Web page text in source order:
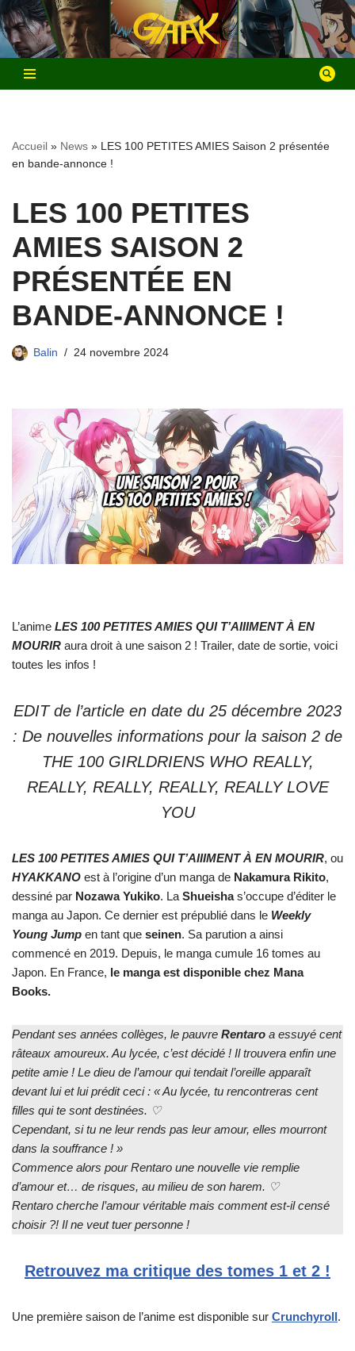
Aller
au
contenu
Accueil » News » LES 100 PETITES AMIES Saison 2 présentée
en bande-annonce !
LES 100 PETITES
AMIES SAISON 2
PRÉSENTÉE EN
BANDE-ANNONCE !
Balin 24 novembre 2024
L’anime LES 100 PETITES AMIES QUI T’AIIIMENT À EN
MOURIR aura droit à une saison 2 ! Trailer, date de sortie, voici
toutes les infos !
EDIT de l’article en date du 25 décembre 2023
: De nouvelles informations pour la saison 2 de
THE 100 GIRLDRIENS WHO REALLY,
REALLY, REALLY, REALLY, REALLY LOVE
YOU
LES 100 PETITES AMIES QUI T’AIIIMENT À EN MOURIR, ou
HYAKKANO est à l’origine d’un manga de Nakamura Rikito,
dessiné par Nozawa Yukiko. LaShueishas’occupe d’éditer le
manga au Japon. Ce dernier est prépublié dans le Weekly
Young Jump en tant que seinen. Sa parution a ainsi
commencé en 2019. Depuis, le manga cumule 16 tomes au
Japon. En France, le manga est disponible chez Mana
Books.
Pendant ses années collèges, le pauvre Rentaro a essuyé cent
râteaux amoureux. Au lycée, c’est décidé ! Il trouvera enfin une
petite amie ! Le dieu de l’amour qui tendait l’oreille apparaît
devant lui et lui prédit ceci : « Au lycée, tu rencontreras cent
filles qui te sont destinées. ♡
Cependant, si tu ne leur rends pas leur amour, elles mourront
dans la souffrance ! »
Commence alors pour Rentaro une nouvelle vie remplie
d’amour et… de risques, au milieu de son harem. ♡
Rentaro cherche l’amour véritable mais comment est-il censé
choisir ?! Il ne veut tuer personne !
Retrouvez ma critique des tomes 1 et 2 !
Une première saison de l’anime est disponible sur Crunchyroll .